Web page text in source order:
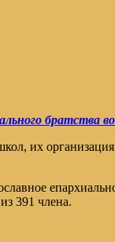
братства
их
391 члена.